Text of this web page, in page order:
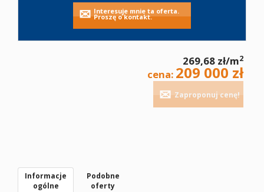
Interesuje mnie ta oferta.
Proszę o kontakt.
269,68 zł/m2
cena: 209 000 zł
Zaproponuj cenę!
Informacje
ogólne
Podobne
oferty